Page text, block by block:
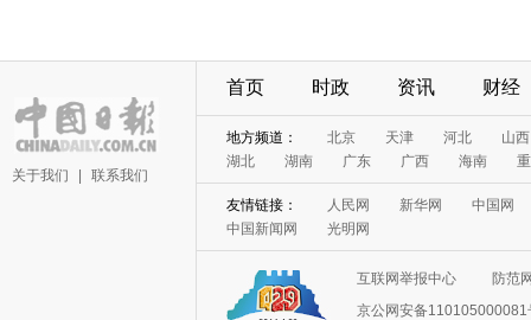
关于我们 联系我们
首页 时政 资讯 财经
地方频道： 北京 天津 河北
山西
湖北
湖南 广东 广西 海南
友情链接： 人民网 新华网
中国网
中国新闻网
光明网
互联网举报中心
防范
京公网安备110105000081